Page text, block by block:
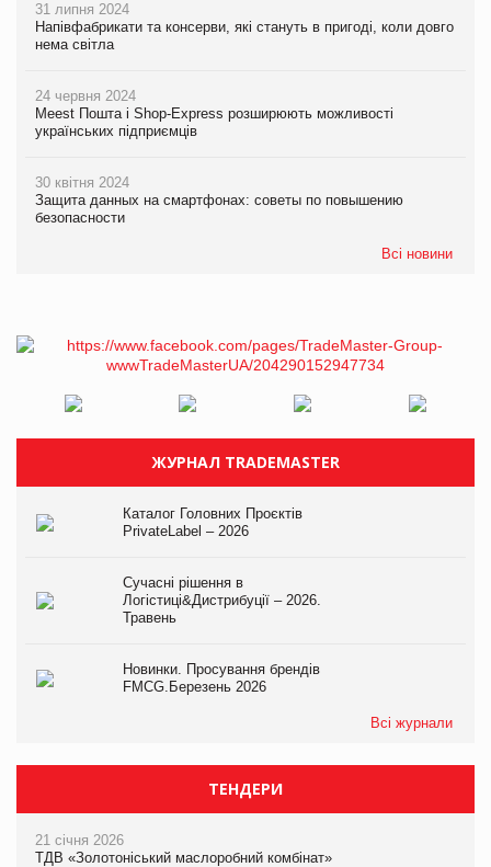
31 липня 2024
Напівфабрикати та консерви, які стануть в пригоді, коли довго
нема світла
24 червня 2024
Meest Пошта і Shop-Express розширюють можливості
українських підприємців
30 квітня 2024
Защита данных на смартфонах: советы по повышению
безопасности
Всі новини
ЖУРНАЛ TRADEMASTER
Каталог Головних Проєктів
PrivateLabel – 2026
Сучасні рішення в
Логістиці&Дистрибуції – 2026.
Травень
Новинки. Просування брендів
FMCG.Березень 2026
Всі журнали
ТЕНДЕРИ
21 січня 2026
ТДВ «Золотоніський маслоробний комбінат»